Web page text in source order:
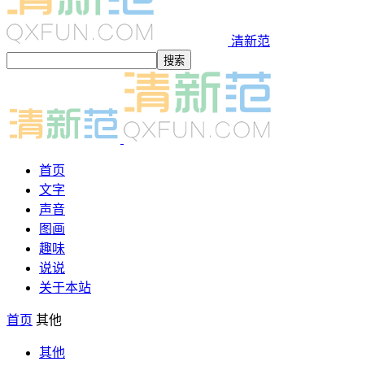
清新范
首页
文字
声音
图画
趣味
说说
关于本站
首页 其他
其他